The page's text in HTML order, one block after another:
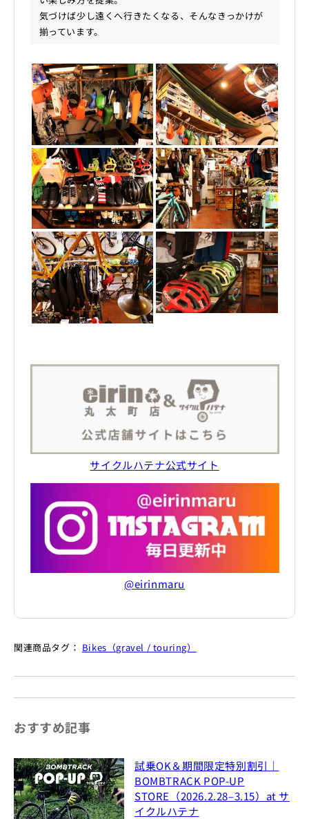
気づけば少し遠くへ行きたくなる、そんなきっかけが
揃っています。
サイクルハテナ公式サイト
@eirinmaru
関連商品タグ： Bikes（gravel / touring）
おすすめ記事
試乗OK＆期間限定特別割引｜
BOMBTRACK POP-UP
STORE（2026.2.28–3.15）at サ
イクルハテナ